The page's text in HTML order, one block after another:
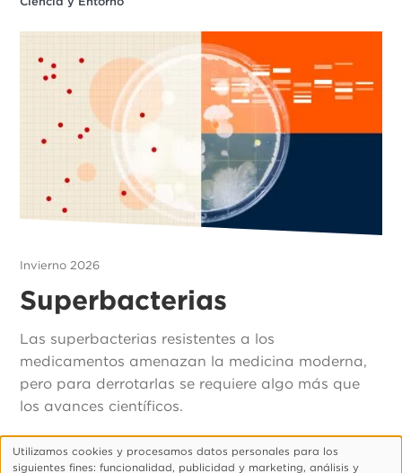
Invierno 2026
Superbacterias
Las superbacterias resistentes a los
medicamentos amenazan la medicina moderna,
pero para derrotarlas se requiere algo más que
los avances científicos.
Uso
Utilizamos cookies y procesamos datos personales para los
siguientes fines: funcionalidad, publicidad y marketing, análisis y